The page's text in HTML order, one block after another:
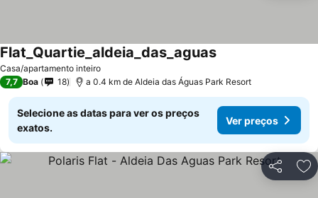
Casa/apartamento inteiro
Flat_Quartie_aldeia_das_aguas
7,7 Boa 18 a 0.4 km de Aldeia das Águas Park Resort
Selecione as datas para ver os preços
exatos.
Ver preços
Partilhar